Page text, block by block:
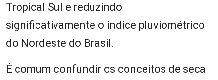
Tropical Sul e reduzindo
significativamente o índice pluviométrico
do Nordeste do Brasil.
É comum confundir os conceitos de seca